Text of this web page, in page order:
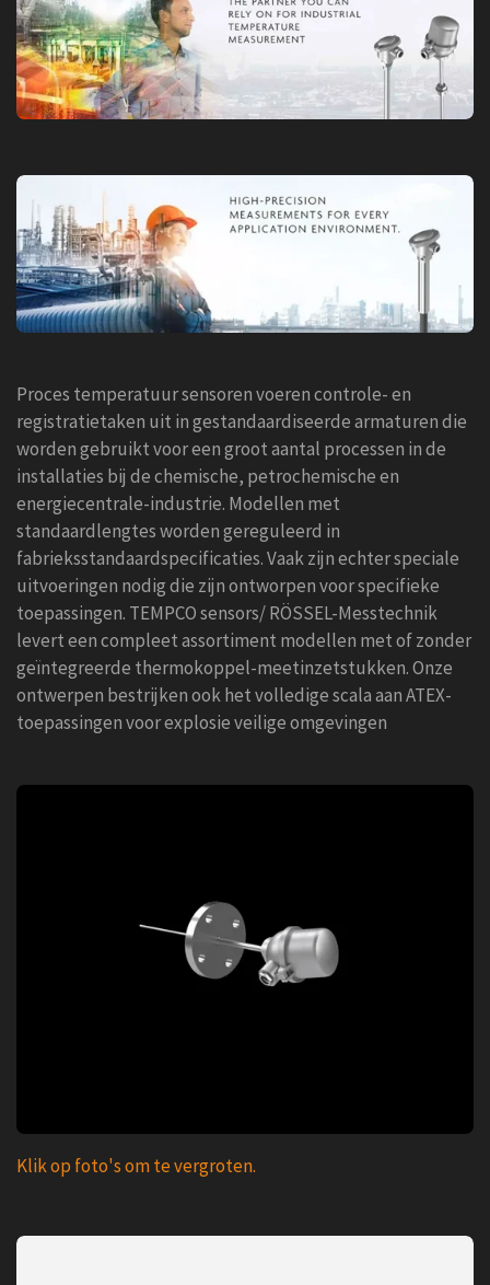
Proces temperatuur sensoren voeren controle- en
registratietaken uit in gestandaardiseerde armaturen die
worden gebruikt voor een groot aantal processen in de
installaties bij de chemische, petrochemische en
energiecentrale-industrie. Modellen met
standaardlengtes worden gereguleerd in
fabrieksstandaardspecificaties. Vaak zijn echter speciale
uitvoeringen nodig die zijn ontworpen voor specifieke
toepassingen. TEMPCO sensors/ RÖSSEL-Messtechnik
levert een compleet assortiment modellen met of zonder
geïntegreerde thermokoppel-meetinzetstukken. Onze
ontwerpen bestrijken ook het volledige scala aan ATEX-
toepassingen voor explosie veilige omgevingen
Klik op foto's om te vergroten.